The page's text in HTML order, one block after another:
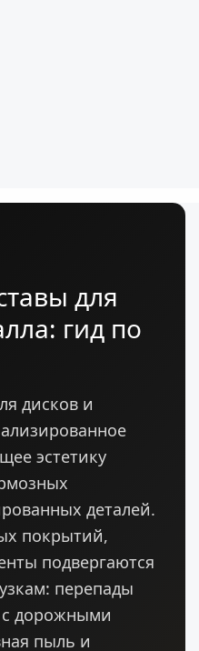
для
гид по
дисков и
эстетику
деталей.
покрытий,
подвергаются
перепады
с дорожными
пыль и